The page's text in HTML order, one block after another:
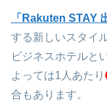
「Rakuten STAY
する新しいスタイ
ビジネスホテルと
よっては1人あたり
合もあります。